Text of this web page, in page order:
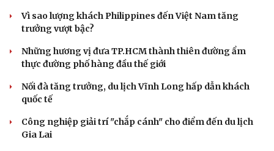
Vì sao lượng khách Philippines đến Việt Nam tăng
trưởng vượt bậc?
Những hương vị đưa TP.HCM thành thiên đường ẩm
thực đường phố hàng đầu thế giới
Nối đà tăng trưởng, du lịch Vĩnh Long hấp dẫn khách
quốc tế
Công nghiệp giải trí "chắp cánh" cho điểm đến du lịch
Gia Lai